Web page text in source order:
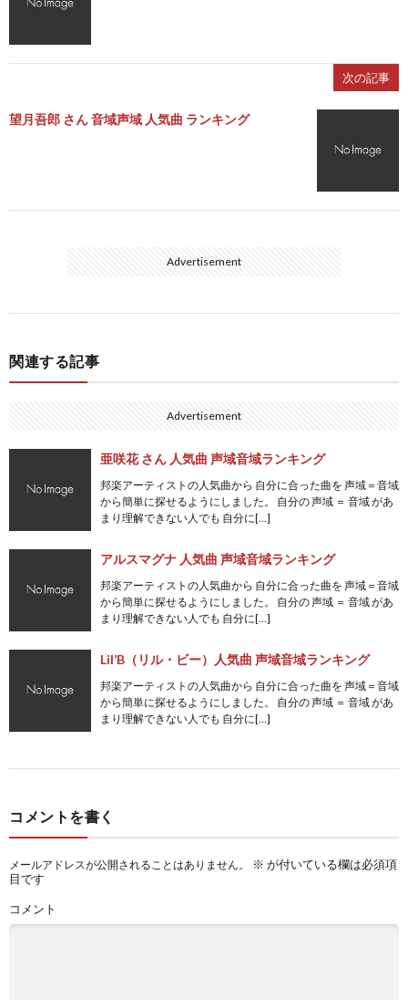
次の記事
望月吾郎 さん 音域声域 人気曲 ランキング
Advertisement
関連する記事
Advertisement
亜咲花 さん 人気曲 声域音域ランキング
邦楽アーティストの人気曲から 自分に合った曲を 声域＝音域
から簡単に探せるようにしました。 自分の 声域 ＝ 音域 があ
まり理解できない人でも 自分に[…]
アルスマグナ 人気曲 声域音域ランキング
邦楽アーティストの人気曲から 自分に合った曲を 声域＝音域
から簡単に探せるようにしました。 自分の 声域 ＝ 音域 があ
まり理解できない人でも 自分に[…]
Lil’B（リル・ビー）人気曲 声域音域ランキング
邦楽アーティストの人気曲から 自分に合った曲を 声域＝音域
から簡単に探せるようにしました。 自分の 声域 ＝ 音域 があ
まり理解できない人でも 自分に[…]
コメントを書く
メールアドレスが公開されることはありません。 ※ が付いている欄は必須項
目です
コメント